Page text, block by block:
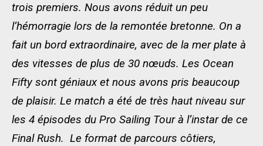
trois premiers. Nous avons réduit un peu
l’hémorragie lors de la remontée bretonne. On a
fait un bord extraordinaire, avec de la mer plate à
des vitesses de plus de 30 nœuds. Les Ocean
Fifty sont géniaux et nous avons pris beaucoup
de plaisir. Le match a été de très haut niveau sur
les 4 épisodes du Pro Sailing Tour à l’instar de ce
Final Rush. Le format de parcours côtiers,